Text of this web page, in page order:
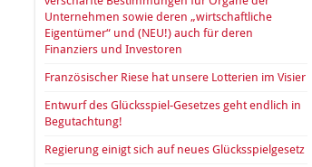
Unternehmen sowie deren „wirtschaftliche
Eigentümer“ und (NEU!) auch für deren
Finanziers und Investoren
Französischer Riese hat unsere Lotterien im Visier
Entwurf des Glücksspiel-Gesetzes geht endlich in
Begutachtung!
Regierung einigt sich auf neues Glücksspielgesetz